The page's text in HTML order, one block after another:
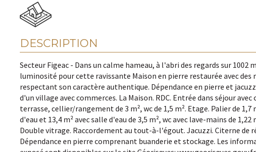
DESCRIPTION
Secteur Figeac - Dans un calme hameau, à l'abri des regards sur 1002
luminosité pour cette ravissante Maison en pierre restaurée avec
respectant son caractère authentique. Dépendance en pierre et
d'un village avec commerces. La Maison. RDC. Entrée dans séjour avec
terrasse, cellier/rangement de 3 m², wc de 1,5 m². Etage. Palier de
d'eau et 13,4 m² avec salle d'eau de 3,5 m², wc avec lave-mains de
Double vitrage. Raccordement au tout-à-l'égout. Jacuzzi. Citerne de
Dépendance en pierre comprenant buanderie et stockage. Les